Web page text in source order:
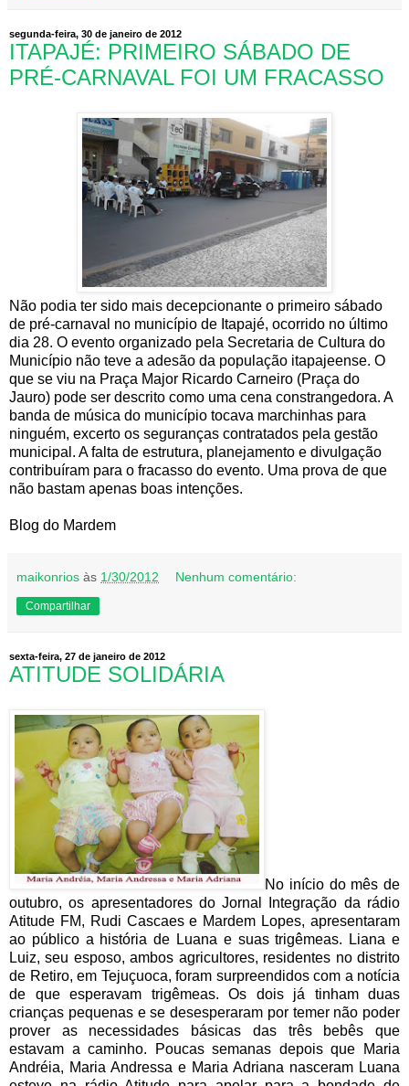
segunda-feira, 30 de janeiro de 2012
ITAPAJÉ: PRIMEIRO SÁBADO DE
PRÉ-CARNAVAL FOI UM FRACASSO
Não podia ter sido mais decepcionante o primeiro sábado
de pré-carnaval no município de Itapajé, ocorrido no último
dia 28. O evento organizado pela Secretaria de Cultura do
Município não teve a adesão da população itapajeense. O
que se viu na Praça Major Ricardo Carneiro (Praça do
Jauro) pode ser descrito como uma cena constrangedora. A
banda de música do município tocava marchinhas para
ninguém, excerto os seguranças contratados pela gestão
municipal. A falta de estrutura, planejamento e divulgação
contribuíram para o fracasso do evento. Uma prova de que
não bastam apenas boas intenções.
Blog do Mardem
maikonrios às 1/30/2012 Nenhum comentário:
Compartilhar
sexta-feira, 27 de janeiro de 2012
ATITUDE SOLIDÁRIA
No início do mês de
outubro, os apresentadores do Jornal Integração da rádio
Atitude FM, Rudi Cascaes e Mardem Lopes, apresentaram
ao público a história de Luana e suas trigêmeas. Liana e
Luiz, seu esposo, ambos agricultores, residentes no distrito
de Retiro, em Tejuçuoca, foram surpreendidos com a notícia
de que esperavam trigêmeas. Os dois já tinham duas
crianças pequenas e se desesperaram por temer não poder
prover as necessidades básicas das três bebês que
estavam a caminho. Poucas semanas depois que Maria
Andréia, Maria Andressa e Maria Adriana nasceram Luana